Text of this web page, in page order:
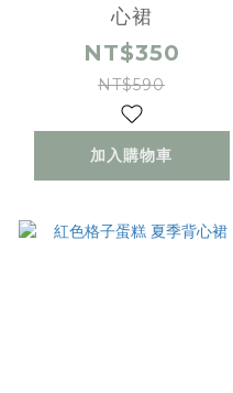
心裙
NT$350
NT$590
加入購物車